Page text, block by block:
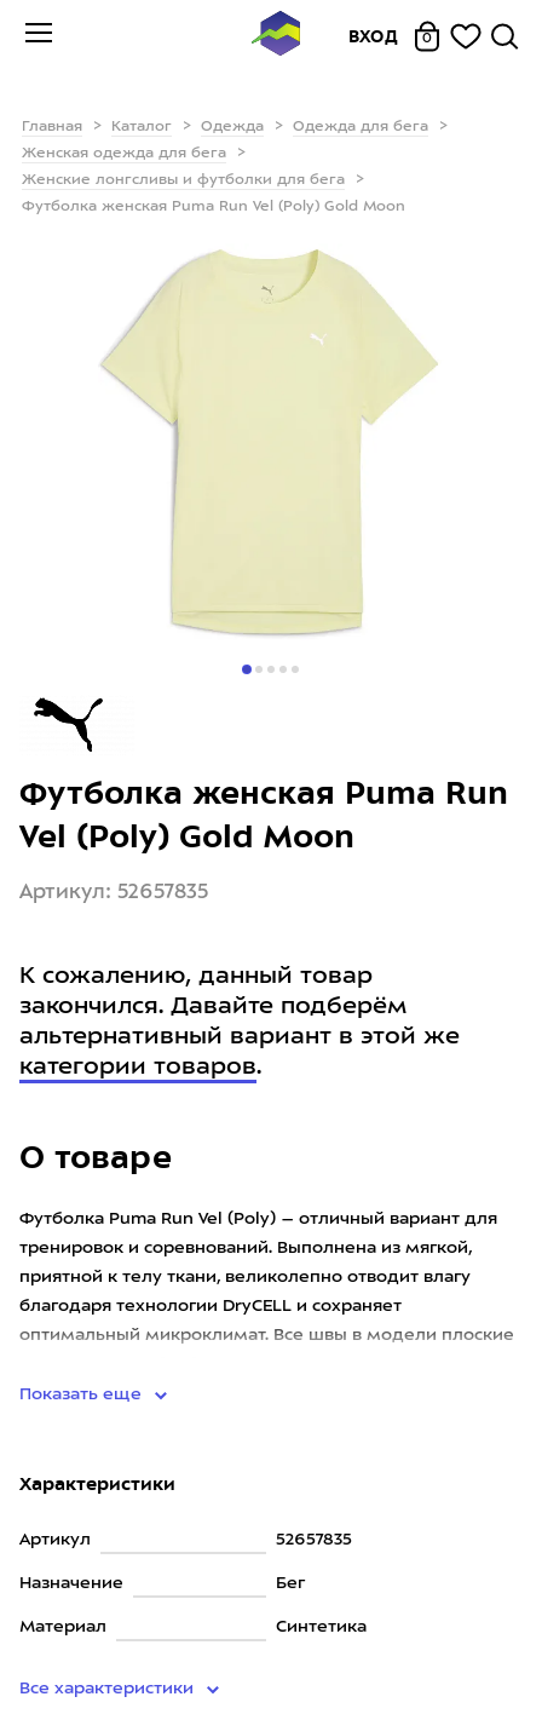
ВХОД 0
Главная Каталог Одежда
Одежда для бега
Женская одежда для бега
Женские лонгсливы и футболки для бега
Футболка женская Puma Run Vel (Poly) Gold Moon
О товаре
Футболка Puma Run Vel (Poly) – отличный вариант для
тренировок и соревнований. Выполнена из мягкой,
приятной к телу ткани, великолепно отводит влагу
благодаря технологии DryCELL и сохраняет
оптимальный микроклимат. Все швы в модели плоские
Показать еще
Характеристики
Артикул 52657835
Назначение Бег
Материал Синтетика
Все характеристики
Футболка женская Puma Run
Vel (Poly) Gold Moon
Артикул: 52657835
К сожалению, данный товар
закончился. Давайте подберём
альтернативный вариант в этой же
категории товаров.